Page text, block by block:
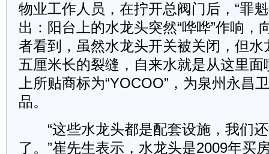
物业工作人员，在拧开总阀门后，“罪
出：阳台上的水龙头突然“哗哗”作响，
者看到，虽然水龙头开关被关闭，但
五厘米长的裂缝，自来水就是从这里
上所贴商标为“YOCOO”，为泉州永昌
品。
“这些水龙头都是配套设施，我们还
了。”崔先生表示，水龙头是2009年买